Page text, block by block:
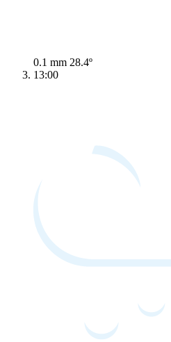
0.1 mm 28.4º
13:00